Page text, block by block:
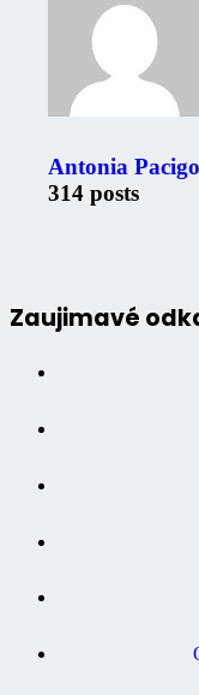
Antonia
314 posts
Zaujimavé